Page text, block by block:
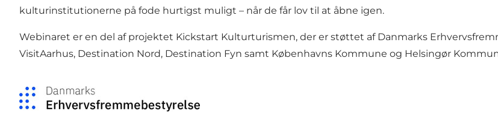
kulturinstitutionerne på fode hurtigst muligt – når de får lov til at åbne igen.
Webinaret er en del af projektet Kickstart Kulturturismen, der er støttet af Danmarks
VisitAarhus, Destination Nord, Destination Fyn samt Københavns Kommune og Helsingør